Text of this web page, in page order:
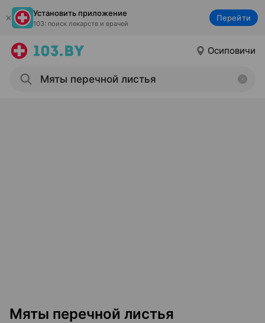
Установить приложение
103: поиск лекарств и врачей
Перейти
Осиповичи
Мяты перечной листья